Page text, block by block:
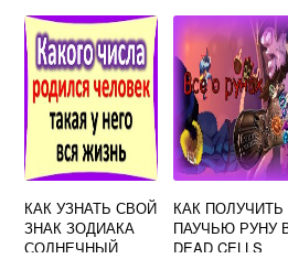
КАК УЗНАТЬ СВОЙ
ЗНАК ЗОДИАКА
СОЛНЕЧНЫЙ
КАК ПОЛУЧИТЬ
ПАУЧЬЮ РУНУ
DEAD CELLS